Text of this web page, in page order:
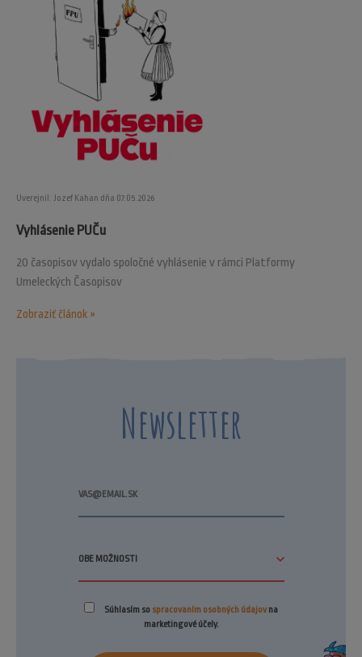
Uverejnil: Jozef Kahan dňa 07.05.2026
Vyhlásenie PUČu
20 časopisov vydalo spoločné vyhlásenie v rámci Platformy
Umeleckých Časopisov
Zobraziť článok »
Newsletter
Súhlasím so spracovaním osobných údajovna
marketingové účely.